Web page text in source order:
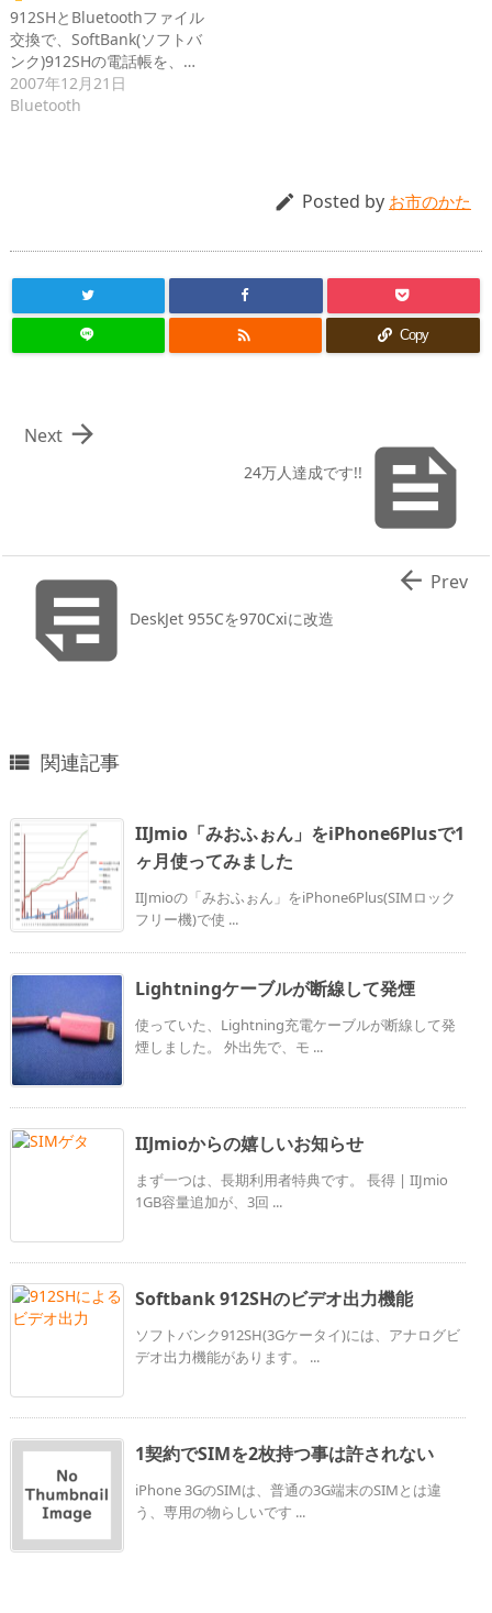
912SHとBluetoothファイル
交換で、SoftBank(ソフトバ
ンク)912SHの電話帳を、…
2007年12月21日
Bluetooth
 Posted by お市のかた
 Copy

24万人達成です!!

Next
DeskJet 955Cを970Cxiに改造
 Prev
 関連記事
IIJmio「みおふぉん」をiPhone6Plusで1
ヶ月使ってみました
IIJmioの「みおふぉん」をiPhone6Plus(SIMロック
フリー機)で使 ...
Lightningケーブルが断線して発煙
使っていた、Lightning充電ケーブルが断線して発
煙しました。 外出先で、モ ...
IIJmioからの嬉しいお知らせ
まず一つは、長期利用者特典です。 長得 | IIJmio
1GB容量追加が、3回 ...
Softbank 912SHのビデオ出力機能
ソフトバンク912SH(3Gケータイ)には、アナログビ
デオ出力機能があります。 ...
1契約でSIMを2枚持つ事は許されない
iPhone 3GのSIMは、普通の3G端末のSIMとは違
う、専用の物らしいです ...